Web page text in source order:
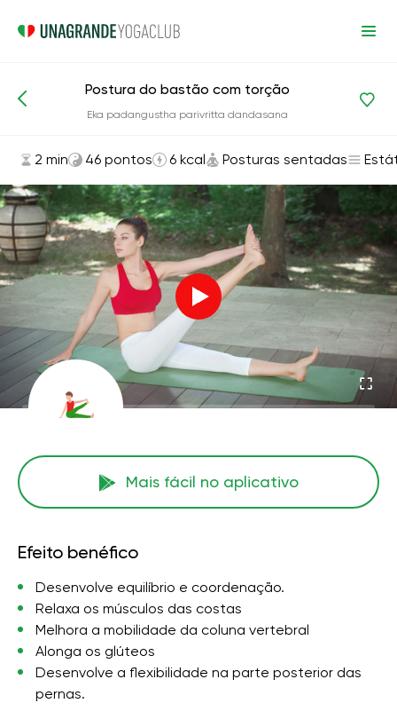
Asanas e exercícios Posturas sentadas
Postura do bastão com torção
Eka padangustha parivritta dandasana
2 min 46 pontos 6 kcal Posturas sentadas
Mais fácil no aplicativo
Efeito benéfico
Desenvolve equilíbrio e coordenação.
Relaxa os músculos das costas
Melhora a mobilidade da coluna vertebral
Alonga os glúteos
Desenvolve a flexibilidade na parte posterior das
pernas.